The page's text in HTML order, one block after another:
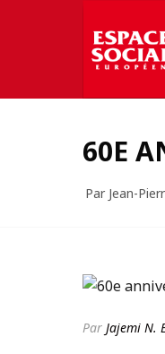
60E
Par Jean-
Par Jajemi N.